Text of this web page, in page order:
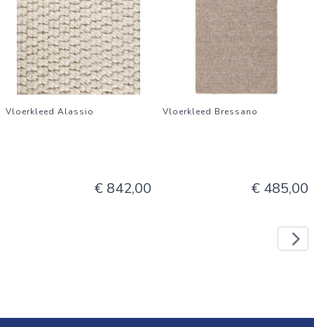
Vloerkleed Alassio
€ 842,00
Vloerkleed Bressano
€ 485,00